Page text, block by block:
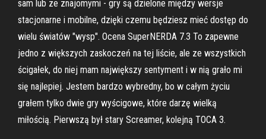
sam lub ze znajomymi - gry są dzielone między wersje
stacjonarne i mobilne, dzięki czemu będziesz mieć dostęp do
wielu światów "wysp". Ocena SuperNERDA 7.3 To zapewne
jedno z większych zaskoczeń na tej liście, ale ze wszystkich
ścigałek, do niej mam największy sentyment i w nią grało mi
się najlepiej. Jestem bardzo wybredny, bo w całym życiu
grałem tylko dwie gry wyścigowe, które darzę wielką
miłością. Pierwszą był stary Screamer, kolejną TOCA 3.